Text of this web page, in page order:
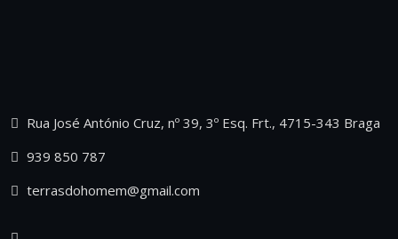
Rua José António Cruz, nº 39, 3º Esq. Frt., 4715-343 Braga
939 850 787
terrasdohomem@gmail.com